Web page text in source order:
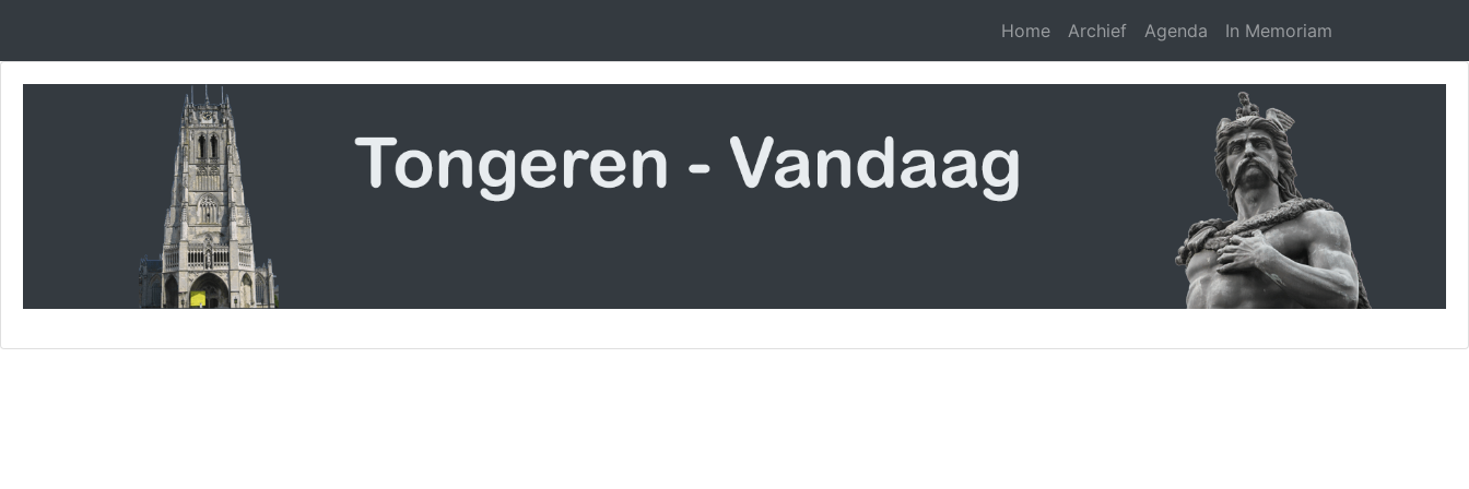
Home Archief Agenda In Memoriam